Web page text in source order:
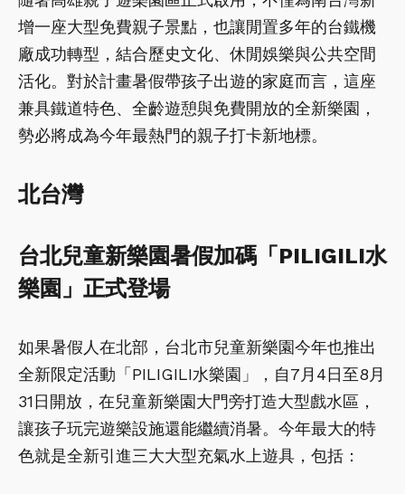
增一座大型免費親子景點，也讓閒置多年的台鐵機
廠成功轉型，結合歷史文化、休閒娛樂與公共空間
活化。對於計畫暑假帶孩子出遊的家庭而言，這座
兼具鐵道特色、全齡遊憩與免費開放的全新樂園，
勢必將成為今年最熱門的親子打卡新地標。
北台灣
台北兒童新樂園暑假加碼「PILIGILI水
樂園」正式登場
如果暑假人在北部，台北市兒童新樂園今年也推出
全新限定活動「PILIGILI水樂園」，自7月4日至8月
31日開放，在兒童新樂園大門旁打造大型戲水區，
讓孩子玩完遊樂設施還能繼續消暑。今年最大的特
色就是全新引進三大大型充氣水上遊具，包括：